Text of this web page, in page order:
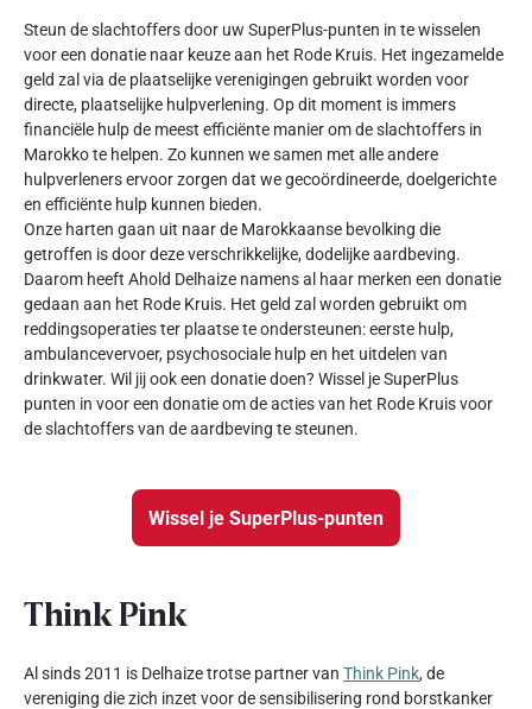
Steun de slachtoffers door uw SuperPlus-punten in te wisselen
voor een donatie naar keuze aan het Rode Kruis. Het ingezamelde
geld zal via de plaatselijke verenigingen gebruikt worden voor
directe, plaatselijke hulpverlening. Op dit moment is immers
financiële hulp de meest efficiënte manier om de slachtoffers in
Marokko te helpen. Zo kunnen we samen met alle andere
hulpverleners ervoor zorgen dat we gecoördineerde, doelgerichte
en efficiënte hulp kunnen bieden.
Onze harten gaan uit naar de Marokkaanse bevolking die
getroffen is door deze verschrikkelijke, dodelijke aardbeving.
Daarom heeft Ahold Delhaize namens al haar merken een donatie
gedaan aan het Rode Kruis. Het geld zal worden gebruikt om
reddingsoperaties ter plaatse te ondersteunen: eerste hulp,
ambulancevervoer, psychosociale hulp en het uitdelen van
drinkwater. Wil jij ook een donatie doen? Wissel je SuperPlus
punten in voor een donatie om de acties van het Rode Kruis voor
de slachtoffers van de aardbeving te steunen.
Wissel je SuperPlus-punten
Think Pink
Al sinds 2011 is Delhaize trotse partner van Think Pink, de
vereniging die zich inzet voor de sensibilisering rond borstkanker